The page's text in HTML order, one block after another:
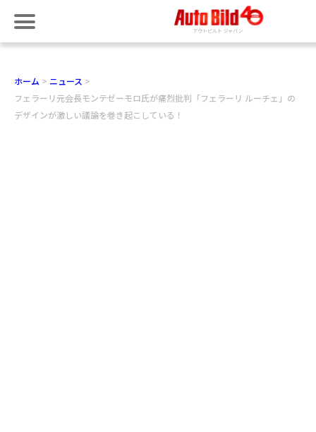
ホーム
ニュース
フェラーリ元会長モンテゼーモロ氏が痛烈批判「フェラーリ ルーチェ」の
デザインが激しい議論を巻き起こしている！